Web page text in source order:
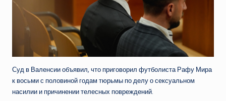
Суд в Валенсии объявил, что приговорил футболиста Рафу Мира
к восьми с половиной годам тюрьмы по делу о сексуальном
насилии и причинении телесных повреждений.